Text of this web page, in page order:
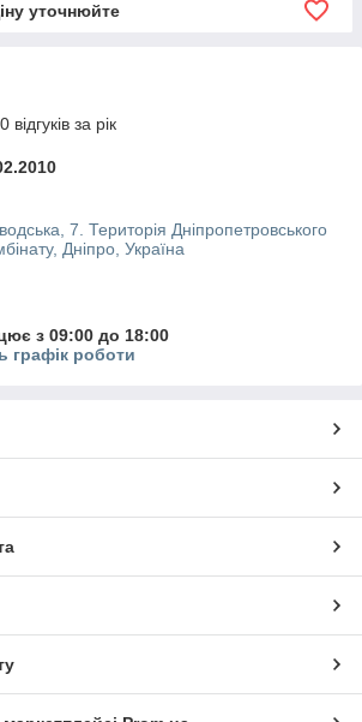
уточнюйте
за рік
7. Територія Дніпропетровського
Дніпро, Україна
з 09:00 до 18:00
графік роботи